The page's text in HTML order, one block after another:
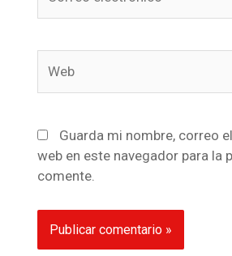
electrónico*
Guarda mi nombre, correo
web en este navegador para la
comente.